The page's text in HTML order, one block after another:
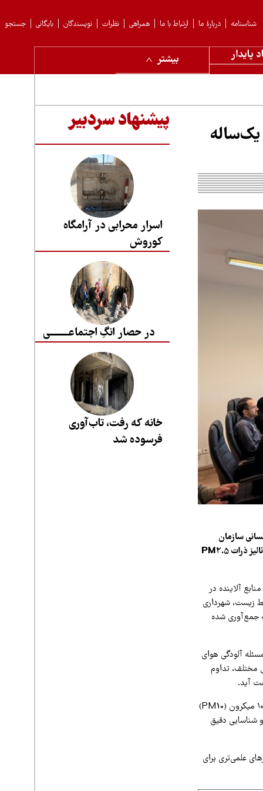
جستجو بایگانی نویسندگان نظرات همراهی ارتباط با ما دربارهٔ ما شناسنامه
پایدار بیشتر
یک‌ساله
سازمان
حفاظت محیط زیست، نمایندگان شهرداری و دانشگاه علوم پزشکی برگزار شد. در این نشست نتایج آنالیز ذرات PM2.5
آلاینده در
زیست، شهرداری
جمع‌آوری شده
آلودگی هوای
مختلف، تداوم
آید.
بر اساس این گزارش، آنالیزهای انجام‌شده روی ذرات کمتر از ۲/۵ میکرون (PM2.5) و ذرات کمتر از ۱۰ میکرون (PM10)
شناسایی دقیق
علمی‌تری برای
پیشنهاد سردبیر
اسرار محرابی در آرامگاه
کوروش
در حصار انگِ اجتماعــــــــی
خانه که رفت، تاب‌آوری
فرسوده شد